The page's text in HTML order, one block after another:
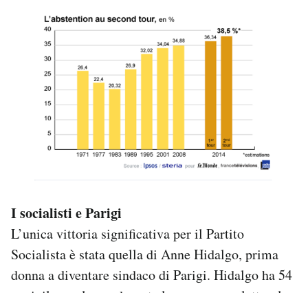
I socialisti e Parigi
L’unica vittoria significativa per il Partito
Socialista è stata quella di Anne Hidalgo, prima
donna a diventare sindaco di Parigi. Hidalgo ha 54